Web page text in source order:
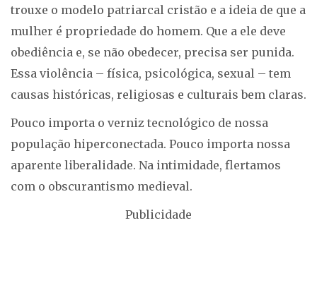
trouxe o modelo patriarcal cristão e a ideia de que a
mulher é propriedade do homem. Que a ele deve
obediência e, se não obedecer, precisa ser punida.
Essa violência – física, psicológica, sexual – tem
causas históricas, religiosas e culturais bem claras.
Pouco importa o verniz tecnológico de nossa
população hiperconectada. Pouco importa nossa
aparente liberalidade. Na intimidade, flertamos
com o obscurantismo medieval.
Publicidade